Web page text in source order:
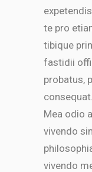
te pro
tibique
fastidii
probatus,
Mea odio
vivendo
vivendo